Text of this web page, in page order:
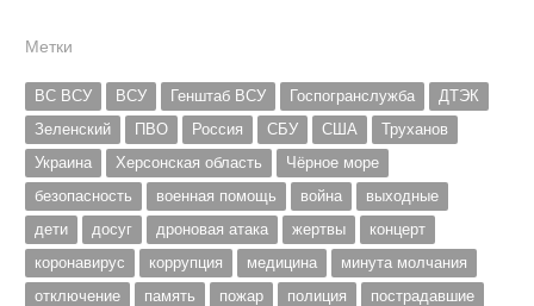
Метки
ВС ВСУ ВСУ Генштаб ВСУ Госпогранслужба
ДТЭК
Зеленский
ПВО Россия СБУ США
Труханов
Украина
Херсонская область
Чёрное море
безопасность
военная помощь война
выходные
дети
досуг дроновая атака жертвы
концерт
коронавирус
коррупция медицина
минута молчания
отключение
память пожар полиция
пострадавшие